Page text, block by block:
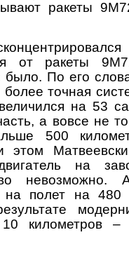
ракеты
от ракеты
было. По его
точная
на 53
а вовсе не
500
этом
на
невозможно.
на полет на 480
километров –